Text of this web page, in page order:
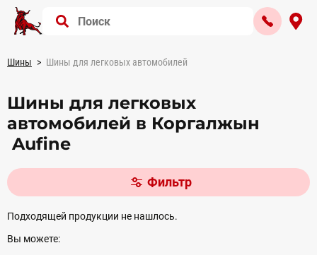
Шины Шины для легковых автомобилей
Шины для легковых
автомобилей в Коргалжын
Aufine
Фильтр
Подходящей продукции не нашлось.
Вы можете: